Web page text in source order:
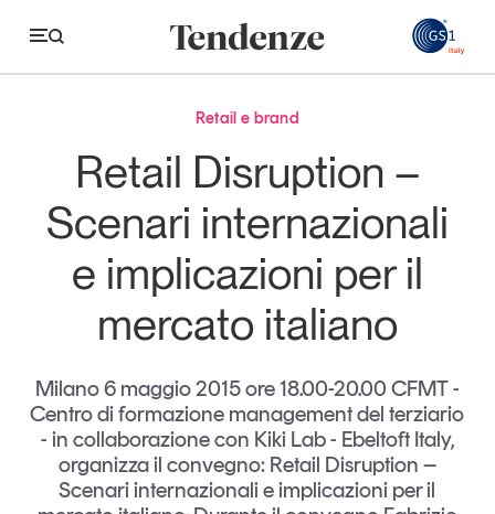
Tendenze
Economia e consumi
Innovazione
Logistica
Retail e brand
Sostenibilità
Grandi temi
Magazine Studi e ricerche
Retail e brand
Retail Disruption –
Scenari internazionali
e implicazioni per il
mercato italiano
Milano 6 maggio 2015 ore 18.00-20.00 CFMT -
Centro di formazione management del terziario
- in collaborazione con Kiki Lab - Ebeltoft Italy,
organizza il convegno: Retail Disruption –
Scenari internazionali e implicazioni per il